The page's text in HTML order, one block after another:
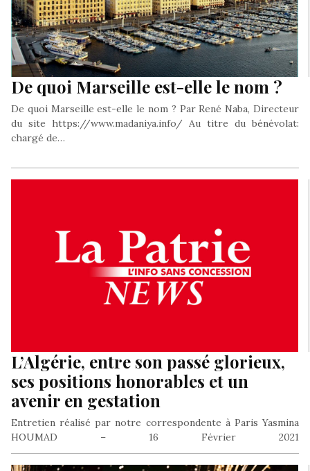
De quoi Marseille est-elle le nom ?
De quoi Marseille est-elle le nom ? Par René Naba, Directeur
du site https://www.madaniya.info/ Au titre du bénévolat:
chargé de…
L’Algérie, entre son passé glorieux,
ses positions honorables et un
avenir en gestation
Entretien réalisé par notre correspondente à Paris Yasmina
HOUMAD – 16 Février 2021
https://www.lapatrienews.com/lalgerie-entre-son-passe-
glorieux-ses-positions-honorables-et-un-avenir-en-